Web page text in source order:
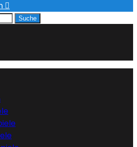

Suche